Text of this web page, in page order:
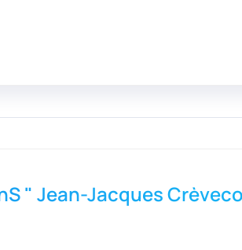
" Jean-Jacques